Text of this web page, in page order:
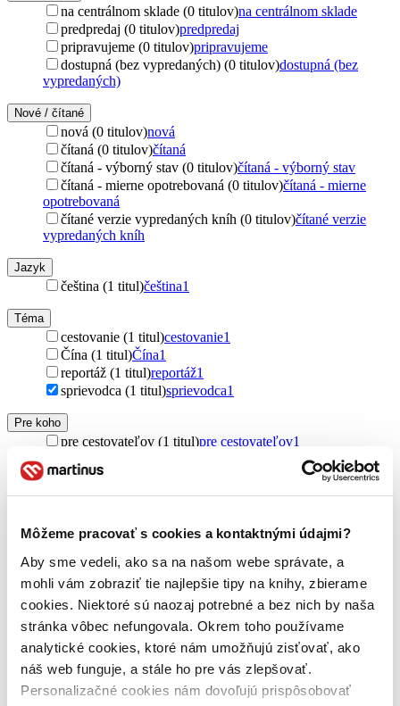
Môžeme pracovať s cookies a kontaktnými údajmi?
Aby sme vedeli, ako sa na našom webe správate, a
mohli vám zobraziť tie najlepšie tipy na knihy, zbierame
cookies. Niektoré sú naozaj potrebné a bez nich by naša
stránka vôbec nefungovala. Okrem toho používame
analytické cookies, ktoré nám umožňujú zisťovať, ako
náš web funguje, a stále ho pre vás zlepšovať.
Personalizačné cookies nám dovoľujú prispôsobovať
na centrálnom sklade (0 titulov)na centrálnom sklade
predpredaj (0 titulov)predpredaj
pripravujeme (0 titulov)pripravujeme
dostupná (bez vypredaných) (0 titulov)dostupná (bez
vypredaných)
Nové / čítané
nová (0 titulov)nová
čítaná (0 titulov)čítaná
čítaná - výborný stav (0 titulov)čítaná - výborný stav
čítaná - mierne opotrebovaná (0 titulov)čítaná - mierne
opotrebovaná
čítané verzie vypredaných kníh (0 titulov)čítané verzie
vypredaných kníh
Jazyk
čeština (1 titul)čeština1
Téma
cestovanie (1 titul)cestovanie1
Čína (1 titul)Čína1
reportáž (1 titul)reportáž1
sprievodca (1 titul)sprievodca1
Pre koho
pre cestovateľov (1 titul)pre cestovateľov1
Pôvod
zahraničný (1 titul)zahraničný1
Autor
Chen Ming-Pan (1 titul)Chen Ming-Pan1
Mi:Lu Publishing (1 titul)Mi:Lu Publishing1
Väzba
brožovaná väzba (1 titul) brožovaná väzba 1
Zúžiť výber